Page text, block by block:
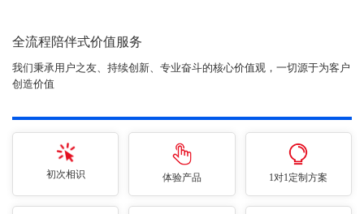
全流程陪伴式价值服务
我们秉承用户之友、持续创新、专业奋斗的核心价值观，一切源于为客户
创造价值
初次相识 体验产品 1对1定制方案